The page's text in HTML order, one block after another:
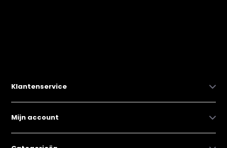
Klantenservice
Mijn account